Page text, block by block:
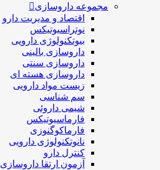
مجموعه داروسازی
اقتصاد و مديريت دارو
نوتراسیوتیکس
بيوتكنولوژی دارویی
داروسازی بالينی
داروسازی سنتی
داروسازی هسته ای
زیست مواد دارویی
سم شناسی
شيمی داروئی
فارماسيوتيكس
فارماكوگنوزی
نانوتکنولوژی دارویی
كنترل دارو
آزمون ارتقا داروسازی